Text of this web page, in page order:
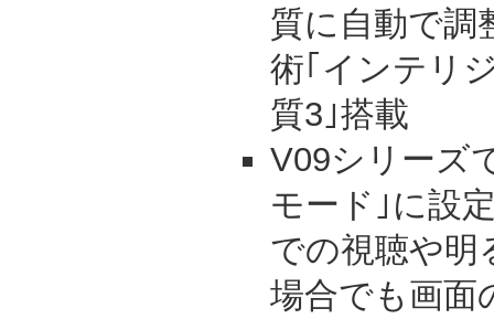
質に自動で調
術｢インテリ
質3｣搭載
V09シリーズ
モード｣に設
での視聴や明
場合でも画面